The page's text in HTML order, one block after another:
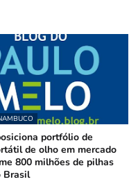
portfólio de
de olho em mercado
800 milhões de pilhas
Brasil